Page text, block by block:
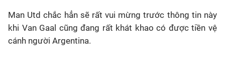
Man Utd chắc hẳn sẽ rất vui mừng trước thông tin này
khi Van Gaal cũng đang rất khát khao có được tiền vệ
cánh người Argentina.